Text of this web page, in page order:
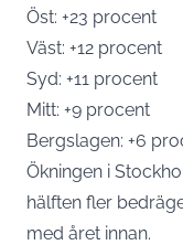
Öst: +23 procent
Väst: +12 procent
Syd: +11 procent
Mitt: +9 procent
Bergslagen: +6
Ökningen i
hälften fler
med året innan.